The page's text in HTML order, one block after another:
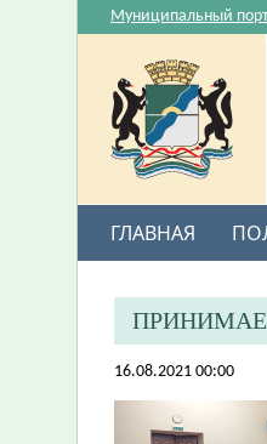
Муниципальный
ГЛАВНАЯ
16.08.2021 00:00